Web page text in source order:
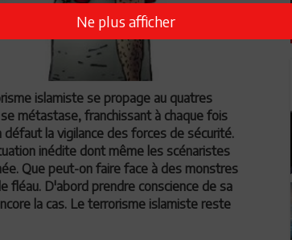
islamiste se propage au quatres
métastase, franchissant à chaque fois
défaut la vigilance des forces de sécurité.
inédite dont même les scénaristes
Que peut-on faire face à des monstres
fléau. D'abord prendre conscience de sa
la cas. Le terrorisme islamiste reste
Ne plus afficher